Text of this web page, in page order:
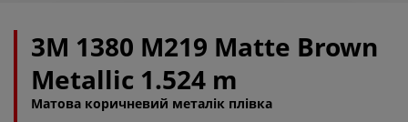
3M 1380 M219 Matte Brown
Metallic 1.524 m
Матова коричневий металік плівка